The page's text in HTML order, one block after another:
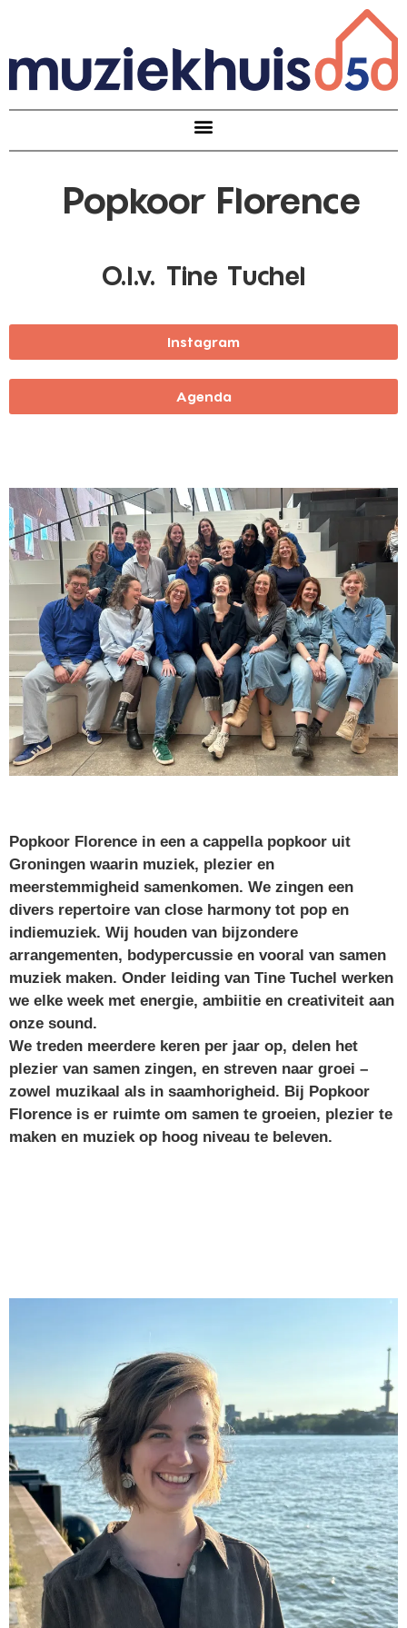
Popkoor Florence
O.l.v. Tine Tuchel
Instagram
Agenda
Popkoor Florence in een a cappella popkoor uit
Groningen waarin muziek, plezier en
meerstemmigheid samenkomen. We zingen een
divers repertoire van close harmony tot pop en
indiemuziek. Wij houden van bijzondere
arrangementen, bodypercussie en vooral van samen
muziek maken. Onder leiding van Tine Tuchel werken
we elke week met energie, ambiitie en creativiteit aan
onze sound.
We treden meerdere keren per jaar op, delen het
plezier van samen zingen, en streven naar groei –
zowel muzikaal als in saamhorigheid. Bij Popkoor
Florence is er ruimte om samen te groeien, plezier te
maken en muziek op hoog niveau te beleven.